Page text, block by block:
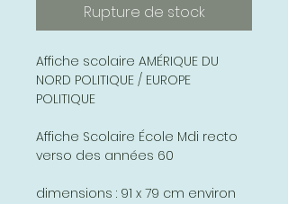
Rupture de stock
Affiche scolaire AMÉRIQUE DU
NORD POLITIQUE / EUROPE
POLITIQUE
Affiche Scolaire École Mdi recto
verso des années 60
dimensions : 91 x 79 cm environ